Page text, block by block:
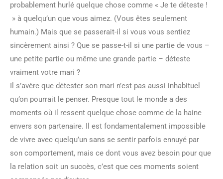
probablement hurlé quelque chose comme « Je te déteste !
» à quelqu’un que vous aimez. (Vous êtes seulement
humain.) Mais que se passerait-il si vous vous sentiez
sincèrement ainsi ? Que se passe-t-il si une partie de vous –
une petite partie ou même une grande partie – déteste
vraiment votre mari ?
Il s’avère que détester son mari n’est pas aussi inhabituel
qu’on pourrait le penser. Presque tout le monde a des
moments où il ressent quelque chose comme de la haine
envers son partenaire. Il est fondamentalement impossible
de vivre avec quelqu’un sans se sentir parfois ennuyé par
son comportement, mais ce dont vous avez besoin pour que
la relation soit un succès, c’est que ces moments soient